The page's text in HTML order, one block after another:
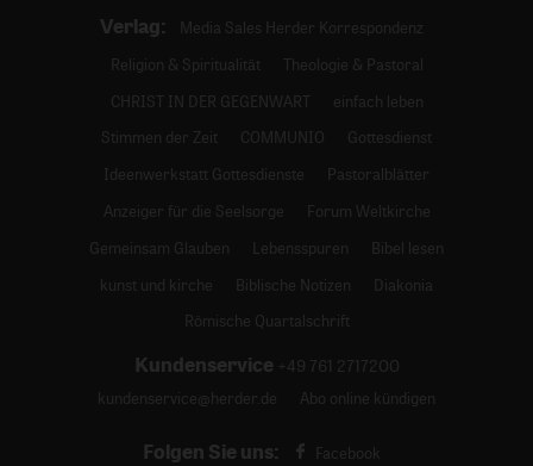
Verlag:
Media Sales Herder Korrespondenz
Religion & Spiritualität
Theologie & Pastoral
CHRIST IN DER GEGENWART
einfach leben
Stimmen der Zeit
COMMUNIO
Gottesdienst
Ideenwerkstatt Gottesdienste
Pastoralblätter
Anzeiger für die Seelsorge
Forum Weltkirche
Gemeinsam Glauben
Lebensspuren
Bibel lesen
kunst und kirche
Biblische Notizen
Diakonia
Römische Quartalschrift
Kundenservice +49 761 2717200
kundenservice@herder.de
Abo online kündigen
Folgen Sie uns: Facebook